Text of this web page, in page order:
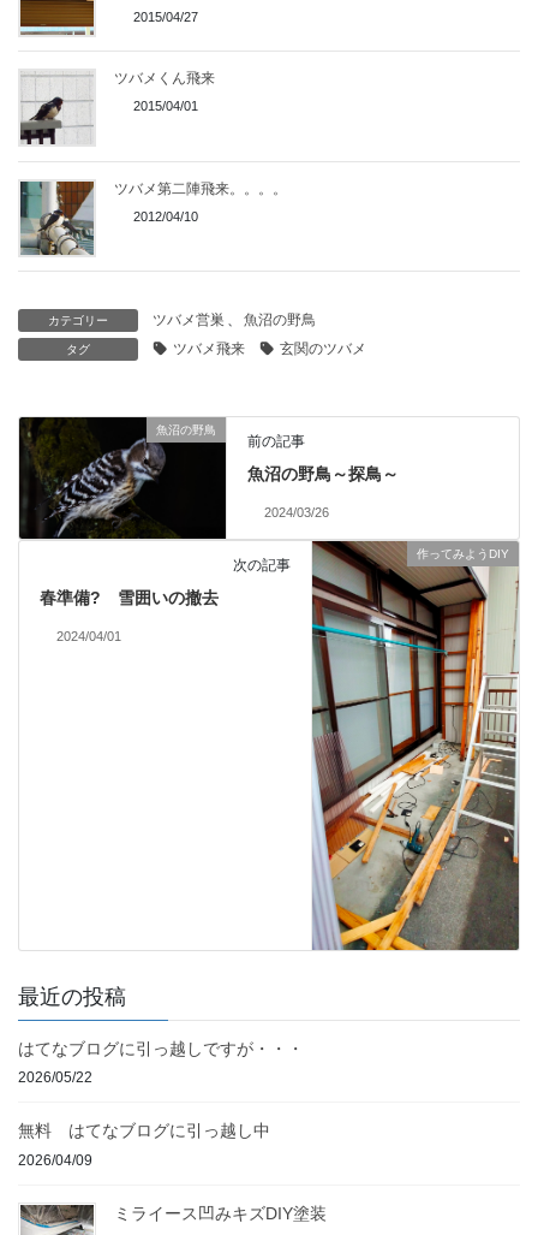
2015/04/27
ツバメくん飛来
2015/04/01
ツバメ第二陣飛来。。。。
2012/04/10
カテゴリー ツバメ営巣 魚沼の野鳥
タグ ツバメ飛来 玄関のツバメ
魚沼の野鳥
前の記事
魚沼の野鳥～探鳥～
2024/03/26
作ってみようDIY
次の記事
春準備? 雪囲いの撤去
2024/04/01
最近の投稿
はてなブログに引っ越しですが・・・
2026/05/22
無料 はてなブログに引っ越し中
2026/04/09
ミライース凹みキズDIY塗装